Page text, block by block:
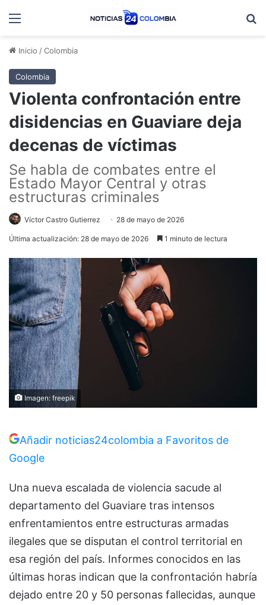
Menú
Inicio /Colombia
Colombia
Violenta confrontación entre
disidencias en Guaviare deja
decenas de víctimas
Se habla de combates entre el
Estado Mayor Central y otras
estructuras criminales
Víctor Castro Gutierrez 28 de mayo de 2026
Última actualización: 28 de mayo de 2026 1 minuto de lectura
Imagen: freepik
Añadir noticias24colombia a Favoritos de
Google
Una nueva escalada de violencia sacude al
departamento del Guaviare tras intensos
enfrentamientos entre estructuras armadas
ilegales que se disputan el control territorial en
esa región del país. Informes conocidos en las
últimas horas indican que la confrontación habría
dejado entre 20 y 50 personas fallecidas, aunque